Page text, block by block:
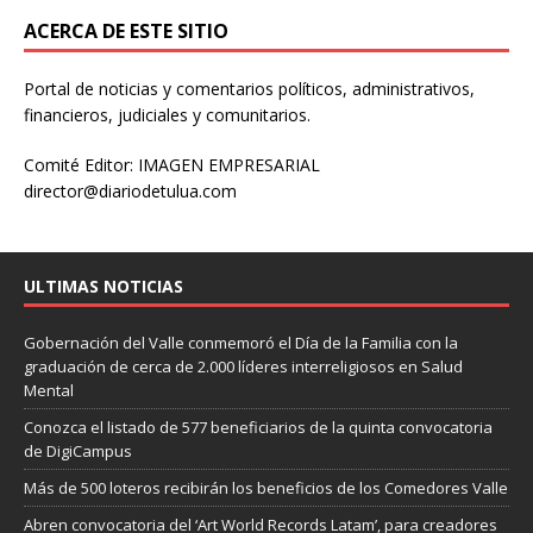
ACERCA DE ESTE SITIO
Portal de noticias y comentarios políticos, administrativos,
financieros, judiciales y comunitarios.
Comité Editor: IMAGEN EMPRESARIAL
director@diariodetulua.com
ULTIMAS NOTICIAS
Gobernación del Valle conmemoró el Día de la Familia con la
graduación de cerca de 2.000 líderes interreligiosos en Salud
Mental
Conozca el listado de 577 beneficiarios de la quinta convocatoria
de DigiCampus
Más de 500 loteros recibirán los beneficios de los Comedores Valle
Abren convocatoria del ‘Art World Records Latam’, para creadores